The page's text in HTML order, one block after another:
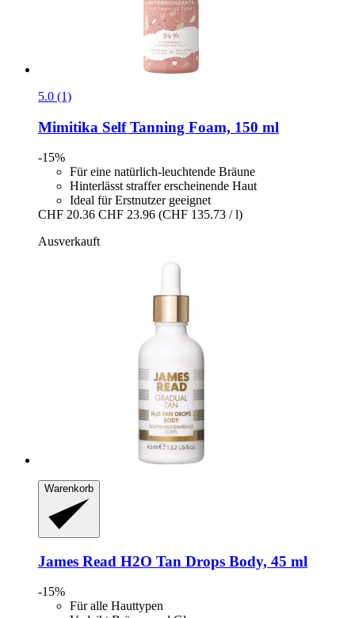
5.0 (1)
Mimitika Self Tanning Foam, 150 ml
-15%
Für eine natürlich-leuchtende Bräune
Hinterlässt straffer erscheinende Haut
Ideal für Erstnutzer geeignet
CHF 20.36 CHF 23.96 (CHF 135.73 / l)
Ausverkauft
Warenkorb
James Read H2O Tan Drops Body, 45 ml
-15%
Für alle Hauttypen